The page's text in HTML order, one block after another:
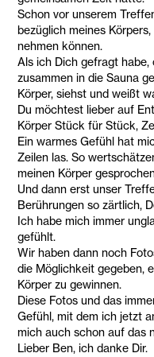
Schon vor unserem
bezüglich meines
nehmen können.
Als ich Dich gefragt habe,
zusammen in die Sauna
Körper, siehst und weißt
Du möchtest lieber auf
Körper Stück für Stück,
Ein warmes Gefühl hat
Zeilen las. So
meinen Körper
Und dann erst unser
Berührungen so zärtlich,
Ich habe mich immer
gefühlt.
Wir haben dann noch
die Möglichkeit gegeben,
Körper zu gewinnen.
Diese Fotos und das
Gefühl, mit dem ich jetzt
mich auch schon auf das
Lieber Ben, ich danke Dir.